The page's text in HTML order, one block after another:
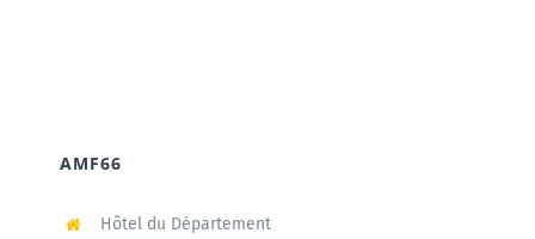
AMF66
Hôtel du Département